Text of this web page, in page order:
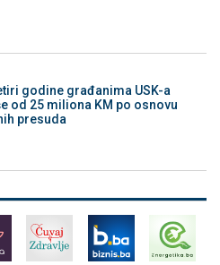
godine građanima USK-a
od 25 miliona KM po osnovu
presuda